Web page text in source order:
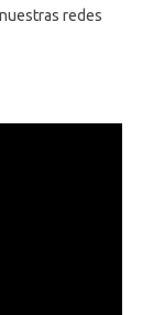
redes